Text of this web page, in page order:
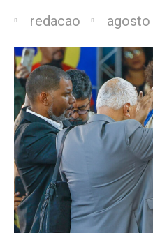
redacao agosto